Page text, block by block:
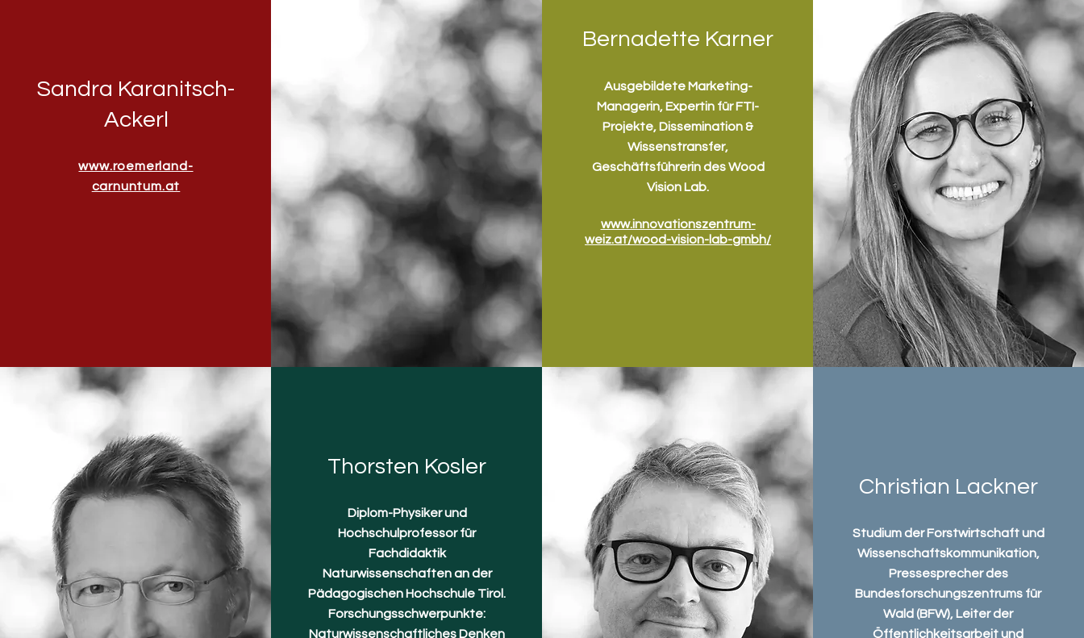
Sandra Karanitsch-
Ackerl
www.roemerland-
carnuntum.at
Bernadette Karner
Ausgebildete Marketing-
Managerin, Expertin für FTI-
Projekte, Dissemination &
Wissenstransfer,
Geschäftsführerin des Wood
Vision Lab.
www.innovationszentrum-
weiz.at/wood-vision-lab-gmbh/
Thorsten Kosler
Diplom-Physiker und
Hochschulprofessor für
Fachdidaktik
Naturwissenschaften an der
Pädagogischen Hochschule Tirol.
Forschungsschwerpunkte:
Naturwissenschaftliches Denken
Christian Lackner
Studium der Forstwirtschaft und
Wissenschaftskommunikation,
Pressesprecher des
Bundesforschungszentrums für
Wald (BFW), Leiter der
Öffentlichkeitsarbeit und